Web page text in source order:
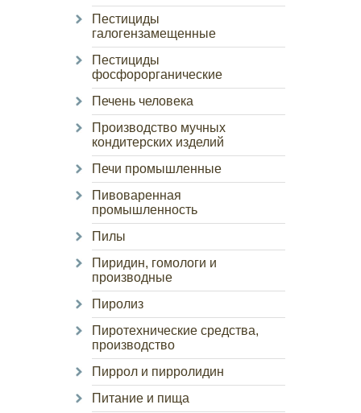
Пестициды
галогензамещенные
Пестициды
фосфорорганические
Печень человека
Производство мучных
кондитерских изделий
Печи промышленные
Пивоваренная
промышленность
Пилы
Пиридин, гомологи и
производные
Пиролиз
Пиротехнические средства,
производство
Пиррол и пирролидин
Питание и пища